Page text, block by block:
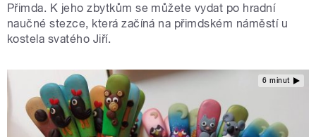
Přimda. K jeho zbytkům se můžete vydat po hradní
naučné stezce, která začíná na přimdském náměstí u
kostela svatého Jiří.
6 minut